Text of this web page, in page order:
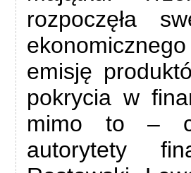
rozpoczęła
emisję
pokrycia w
mimo to –
autorytety